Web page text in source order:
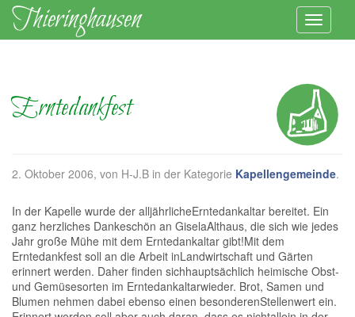
Erntedankfest
2. Oktober 2006, von H-J.B in der Kategorie Kapellengemeinde.
In der Kapelle wurde der alljährlicheErntedankaltar bereitet. Ein
ganz herzliches Dankeschön an GiselaAlthaus, die sich wie jedes
Jahr große Mühe mit dem Erntedankaltar gibt!Mit dem
Erntedankfest soll an die Arbeit inLandwirtschaft und Gärten
erinnert werden. Daher finden sichhauptsächlich heimische Obst-
und Gemüsesorten im Erntedankaltarwieder. Brot, Samen und
Blumen nehmen dabei ebenso einen besonderenStellenwert ein.